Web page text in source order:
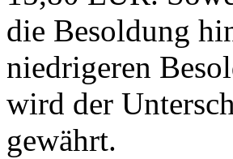
die Besoldung
niedrigeren
wird der
gewährt.